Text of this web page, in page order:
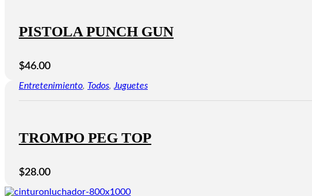
PISTOLA PUNCH GUN
$46.00
TROMPO PEG TOP
$28.00
Entretenimiento, Todos, Juguetes